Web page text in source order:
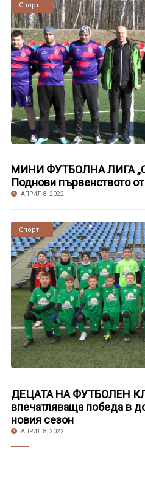
Новини
Спорт
МИНИ ФУТБОЛНА ЛИГА
Поднови първенството
АПРИЛ 8, 2022
Новини
Спорт
ДЕЦАТА НА ФУТБОЛЕН
впечатляваща победа в
новия сезон
АПРИЛ 8, 2022